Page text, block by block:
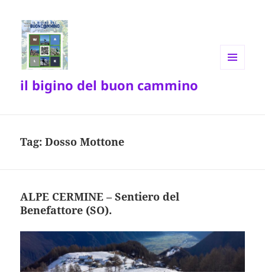
il bigino del buon cammino
Tag:Dosso Mottone
ALPE CERMINE – Sentiero del
Benefattore (SO).